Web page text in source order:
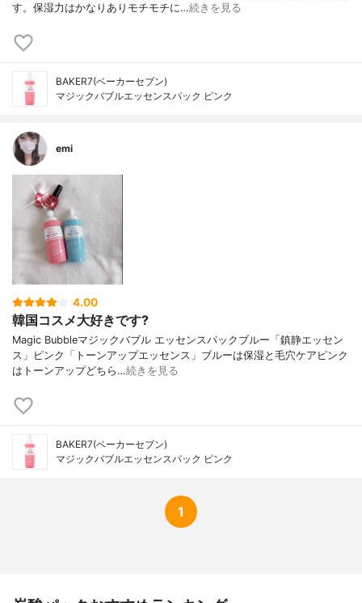
す。保湿力はかなりありモチモチに…続きを見る
BAKER7(ベーカーセブン)
マジックバブルエッセンスパック ピンク
emi
4.00
韓国コスメ大好きです?
Magic Bubbleマジックバブル エッセンスパックブルー「鎮静エッセン
ス」ピンク「トーンアップエッセンス」ブルーは保湿と毛穴ケアピンク
はトーンアップどちら…続きを見る
BAKER7(ベーカーセブン)
マジックバブルエッセンスパック ピンク
1